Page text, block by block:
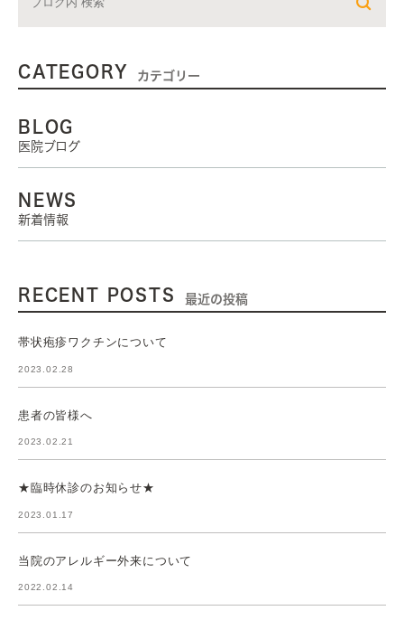
CATEGORY カテゴリー
BLOG
医院ブログ
NEWS
新着情報
RECENT POSTS 最近の投稿
帯状疱疹ワクチンについて
2023.02.28
患者の皆様へ
2023.02.21
★臨時休診のお知らせ★
2023.01.17
当院のアレルギー外来について
2022.02.14